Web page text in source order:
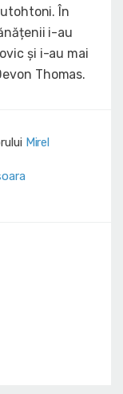
În
i-au
și i-au mai
Thomas.
Mirel